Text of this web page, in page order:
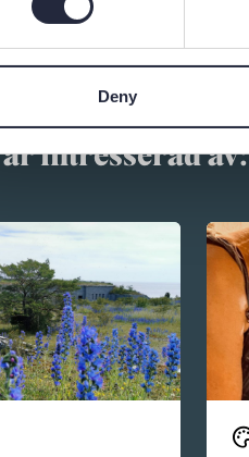
Deny
intresserad av: